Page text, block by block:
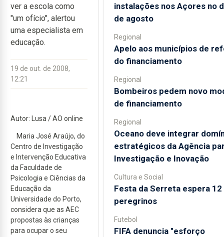
ver a escola como
"um ofício", alertou
uma especialista em
educação.
19 de out. de 2008,
12:21
Autor: Lusa / AO online
Maria José Araújo, do
Centro de Investigação
e Intervenção Educativa
da Faculdade de
Psicologia e Ciências da
Educação da
Universidade do Porto,
considera que as AEC
propostas às crianças
para ocupar o seu
instalações nos Açores no
de agosto
Regional
Apelo aos municípios de
do financiamento
Regional
Bombeiros pedem novo
de financiamento
Regional
Oceano deve integrar
estratégicos da Agência
Investigação e Inovação
Cultura e Social
Festa da Serreta espera 12
peregrinos
Futebol
FIFA denuncia "esforço